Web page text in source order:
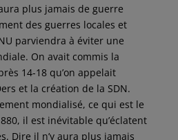
aura plus jamais de guerre
des guerres locales et
parviendra à éviter une
On avait commis la
14-18 qu’on appelait
et la création de la SDN.
mondialisé, ce qui est le
il est inévitable qu’éclatent
Dire il n’y aura plus jamais